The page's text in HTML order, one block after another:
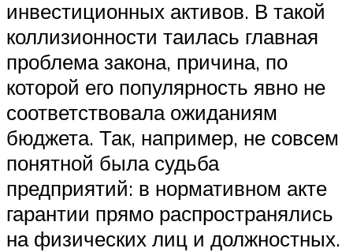
инвестиционных активов. В такой
коллизионности таилась главная
проблема закона, причина, по
которой его популярность явно не
соответствовала ожиданиям
бюджета. Так, например, не совсем
понятной была судьба
предприятий: в нормативном акте
гарантии прямо распространялись
на физических лиц и должностных.